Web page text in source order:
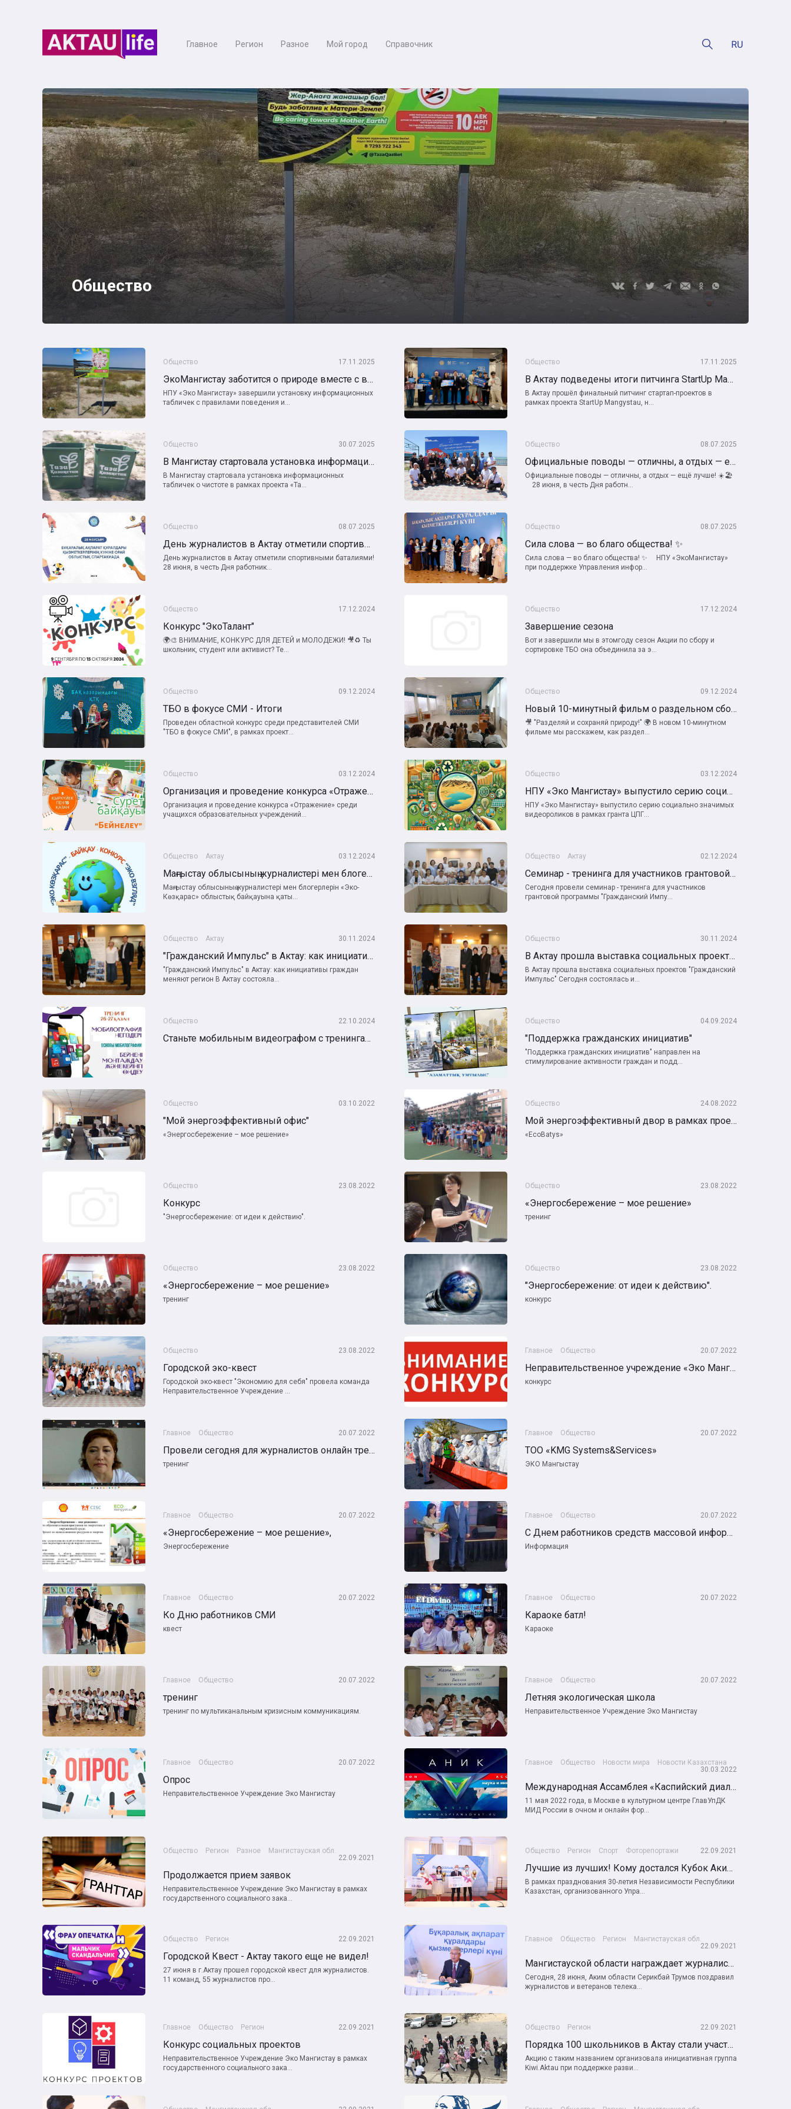
Главное Регион Разное Мой город Справочник
Общество
Общество 17.11.2025
ЭкоМангистау заботится о природе вместе с вами!
НПУ «Эко Мангистау» завершили установку информационных
табличек с правилами поведения и...
Общество 17.11.2025
В Актау подведены итоги питчинга StartUp Mangystau: определены три лучшие проекта
В Актау прошёл финальный питчинг стартап-проектов в
рамках проекта StartUp Mangystau, н...
Общество 30.07.2025
В Мангистау стартовала установка информационных табличек о чистоте в рамках проекта «Таза Алем: гармония чистоты и природы»
В Мангистау стартовала установка информационных
табличек о чистоте в рамках проекта «Та...
Общество 08.07.2025
Официальные поводы — отличны, а отдых — ещё лучше! ☀️🏖️
Официальные поводы — отличны, а отдых — ещё лучше! ☀️🏖️
⠀ 28 июня, в честь Дня работн...
Общество 08.07.2025
День журналистов в Актау отметили спортивными баталиями!
День журналистов в Актау отметили спортивными баталиями!
28 июня, в честь Дня работник...
Общество 08.07.2025
Сила слова — во благо общества! ✨
Сила слова — во благо общества! ✨ ⠀ НПУ «ЭкоМангистау»
при поддержке Управления инфор...
Общество 17.12.2024
Конкурс "ЭкоТалант"
🌍🎨 ВНИМАНИЕ, КОНКУРС ДЛЯ ДЕТЕЙ и МОЛОДЕЖИ! 🎥♻️ Ты
школьник, студент или активист? Те...
Общество 17.12.2024
Завершение сезона
Вот и завершили мы в этомгоду сезон Акции по сбору и
сортировке ТБО она объединила за э...
Общество 09.12.2024
ТБО в фокусе СМИ - Итоги
Проведен областной конкурс среди представителей СМИ
"ТБО в фокусе СМИ", в рамках проект...
Общество 09.12.2024
Новый 10-минутный фильм о раздельном сборе отходов
🎥 "Разделяй и сохраняй природу!" 🌍 В новом 10-минутном
фильме мы расскажем, как раздел...
Общество 03.12.2024
Организация и проведение конкурса «Отражение» среди учащихся образовательных учреждений
Организация и проведение конкурса «Отражение» среди
учащихся образовательных учреждений...
Общество 03.12.2024
НПУ «Эко Мангистау» выпустило серию социально значимых видеороликов в рамках гранта ЦПГИ
НПУ «Эко Мангистау» выпустило серию социально значимых
видеороликов в рамках гранта ЦПГ...
Общество Актау 03.12.2024
Маңғыстау облысының журналистері мен блогерлерін «Эко-Көзқарас» облыстық байқауына қатысуға шақырамыз!
Маңғыстау облысының журналистері мен блогерлерін «Эко-
Көзқарас» облыстық байқауына қаты...
Общество Актау 02.12.2024
Cеминар - тренинга для участников грантовой программы "Гражданский Импульс"
Сегодня провели семинар - тренинга для участников
грантовой программы "Гражданский Импу...
Общество Актау 30.11.2024
"Гражданский Импульс" в Актау: как инициативы граждан меняют регион
"Гражданский Импульс" в Актау: как инициативы граждан
меняют регион В Актау состояла...
Общество 30.11.2024
В Актау прошла выставка социальных проектов "Гражданский Импульс"
В Актау прошла выставка социальных проектов "Гражданский
Импульс" Сегодня состоялась и...
Общество 22.10.2024
Станьте мобильным видеографом с тренингами от «ЭкоМангистау»!
Общество 04.09.2024
"Поддержка гражданских инициатив"
"Поддержка гражданских инициатив" направлен на
стимулирование активности граждан и подд...
Общество 03.10.2022
"Мой энергоэффективный офис"
«Энергосбережение – мое решение»
Общество 24.08.2022
Мой энергоэффективный двор в рамках проекта «Энергосбережение – мое решение»,
«EcoBatys»
Общество 23.08.2022
Конкурс
"Энергосбережение: от идеи к действию".
Общество 23.08.2022
«Энергосбережение – мое решение»
тренинг
Общество 23.08.2022
«Энергосбережение – мое решение»
тренинг
Общество 23.08.2022
"Энергосбережение: от идеи к действию".
конкурс
Общество 23.08.2022
Городской эко-квест
Городской эко-квест "Экономию для себя" провела команда
Неправительственное Учреждение ...
Главное Общество 20.07.2022
Неправительственное учреждение «Эко Мангистау» объявляет о конкурсе "Энергосбережение: от идеи к действию".
конкурс
Главное Общество 20.07.2022
Провели сегодня для журналистов онлайн тренинг по медиаграмотности.
тренинг
Главное Общество 20.07.2022
ТОО «KMG Systems&Services»
ЭКО Мангыстау
Главное Общество 20.07.2022
«Энергосбережение – мое решение»,
Энергосбережение
Главное Общество 20.07.2022
С Днем работников средств массовой информации!
Информация
Главное Общество 20.07.2022
Ко Дню работников СМИ
квест
Главное Общество 20.07.2022
Караоке батл!
Караоке
Главное Общество 20.07.2022
тренинг
тренинг по мультиканальным кризисным коммуникациям.
Главное Общество 20.07.2022
Летняя экологическая школа
Неправительственное Учреждение Эко Мангистау
Главное Общество 20.07.2022
Опрос
Неправительственное Учреждение Эко Мангистау
Главное Общество Новости мира
Новости Казахстана
30.03.2022
Международная Ассамблея «Каспийский диалог» - 2022
11 мая 2022 года, в Москве в культурном центре ГлавУпДК
МИД России в очном и онлайн фор...
Общество Регион Разное
Мангистауская обл.
22.09.2021
Продолжается прием заявок
Неправительственное Учреждение Эко Мангистау в рамках
государственного социального зака...
Общество Регион Спорт Фоторепортажи 22.09.2021
Лучшие из лучших! Кому достался Кубок Акима области?!
В рамках празднования 30-летия Независимости Республики
Казахстан, организованного Упра...
Общество Регион 22.09.2021
Городской Квест - Актау такого еще не видел!
27 июня в г.Актау прошел городской квест для журналистов.
11 команд, 55 журналистов про...
Главное Общество Регион
Мангистауская обл.
22.09.2021
Мангистауской области награждает журналистов
Сегодня, 28 июня, Аким области Серикбай Трумов поздравил
журналистов и ветеранов телека...
Главное Общество Регион 22.09.2021
Конкурс социальных проектов
Неправительственное Учреждение Эко Мангистау в рамках
государственного социального зака...
Общество Регион 22.09.2021
Порядка 100 школьников в Актау стали участниками акции «Вернём детям детство»
Акцию с таким названием организовала инициативная группа
Kiwi.Aktau при поддержке разви...